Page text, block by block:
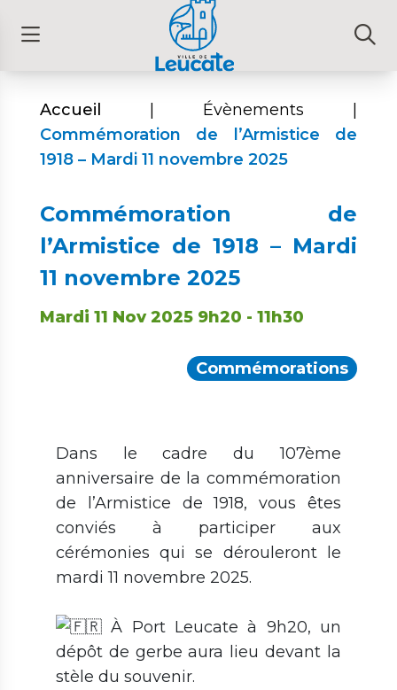
Accueil Évènements
Commémoration de l’Armistice de
1918 – Mardi 11 novembre 2025
Commémoration de
l’Armistice de 1918 – Mardi
11 novembre 2025
Mardi 11 Nov 20259h20 - 11h30
Commémorations
Dans le cadre du 107ème
anniversaire de la commémoration
de l’Armistice de 1918, vous êtes
conviés à participer aux
cérémonies qui se dérouleront le
mardi 11 novembre 2025.
À Port Leucate à 9h20, un
dépôt de gerbe aura lieu devant la
stèle du souvenir.